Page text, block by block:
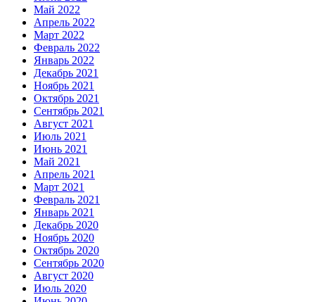
Май 2022
Апрель 2022
Март 2022
Февраль 2022
Январь 2022
Декабрь 2021
Ноябрь 2021
Октябрь 2021
Сентябрь 2021
Август 2021
Июль 2021
Июнь 2021
Май 2021
Апрель 2021
Март 2021
Февраль 2021
Январь 2021
Декабрь 2020
Ноябрь 2020
Октябрь 2020
Сентябрь 2020
Август 2020
Июль 2020